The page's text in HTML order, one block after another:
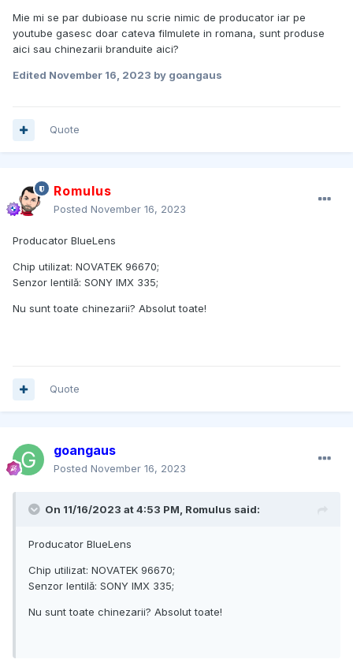
Mie mi se par dubioase nu scrie nimic de producator iar pe
youtube gasesc doar cateva filmulete in romana, sunt produse
aici sau chinezarii branduite aici?
Edited November 16, 2023 by goangaus
Quote
Romulus
Posted November 16, 2023
Producator BlueLens
Chip utilizat: NOVATEK 96670;
Senzor lentilă: SONY IMX 335;
Nu sunt toate chinezarii? Absolut toate!
Quote
goangaus
Posted November 16, 2023
On 11/16/2023 at 4:53 PM, Romulus said:
Producator BlueLens
Chip utilizat: NOVATEK 96670;
Senzor lentilă: SONY IMX 335;
Nu sunt toate chinezarii? Absolut toate!